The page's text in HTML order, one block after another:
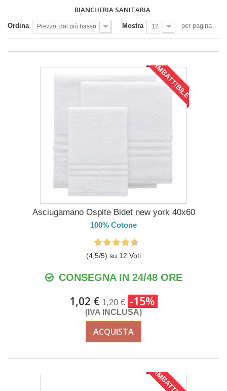
BIANCHERIA SANITARIA
Ordina Prezzo: dal più basso Mostra 12 per pagina
IMBATTIBILE
Asciugamano Ospite Bidet new york 40x60
100% Cotone
(4,5/5) su 12 Voti
CONSEGNA IN 24/48 ORE
1,02 € 1,20 € -15%
(IVA INCLUSA)
ACQUISTA